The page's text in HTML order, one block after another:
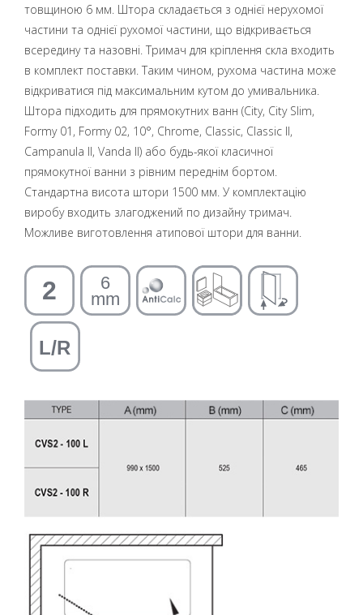
товщиною 6 мм. Штора складається з однієї нерухомої
частини та однієї рухомої частини, що відкривається
всередину та назовні. Тримач для кріплення скла входить
в комплект поставки. Таким чином, рухома частина може
відкриватися під максимальним кутом до умивальника.
Штора підходить для прямокутних ванн (City, City Slim,
Formy 01, Formy 02, 10°, Chrome, Classic, Classic II,
Campanula II, Vanda II) або будь-якої класичної
прямокутної ванни з рівним переднім бортом.
Стандартна висота штори 1500 мм. У комплектацію
виробу входить злагоджений по дизайну тримач.
Можливе виготовлення атипової штори для ванни.